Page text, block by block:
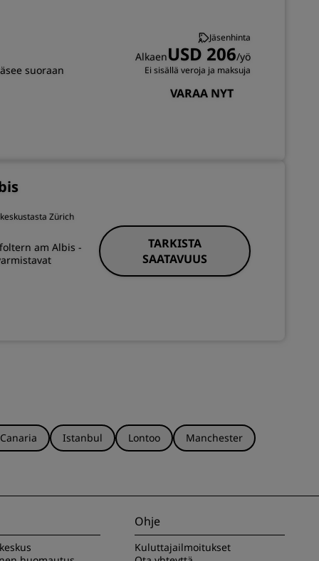
suoraan
Jäsenhinta
AlkaenUSD 206/yö
Ei sisällä veroja ja maksuja
VARAA NYT
Zürich
am Albis -
TARKISTA
SAATAVUUS
Istanbul Lontoo
Manchester
Ohje
Kuluttajailmoitukset